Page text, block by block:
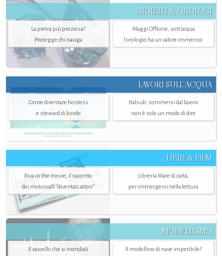
GIOIELLI & OROLOGI
La pietra più preziosa?
Protegge chi naviga
Maggi Officine, sott’acqua
l'orologio ha un valore immenso
LAVORI SULL’ACQUA
Come diventare hostess
e steward di bordo
Italsub: sommersi dal lavoro
non è solo un modo di dire
LIBRI & FILM
Riva in the movie, il racconto
dei motoscafi “diventati attori”
Libreria Mare di carta,
per immergersi nella lettura
MODELLISMO
Il vascello che ai mondiali
Il modellino di nave irripetibile?